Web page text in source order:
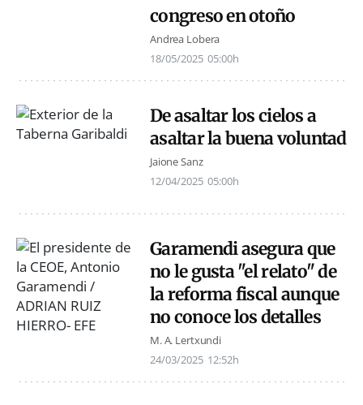
congreso en otoño
Andrea Lobera
18/05/2025 05:00h
De asaltar los cielos a
asaltar la buena voluntad
Jaione Sanz
12/04/2025 05:00h
Garamendi asegura que
no le gusta "el relato" de
la reforma fiscal aunque
no conoce los detalles
M. A. Lertxundi
24/03/2025 12:52h